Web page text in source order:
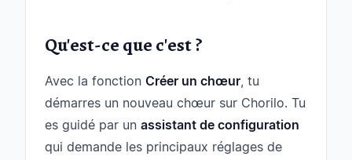
Qu'est-ce que c'est ?
Avec la fonction Créer un chœur, tu
démarres un nouveau chœur sur Chorilo. Tu
es guidé par un assistant de configuration
qui demande les principaux réglages de